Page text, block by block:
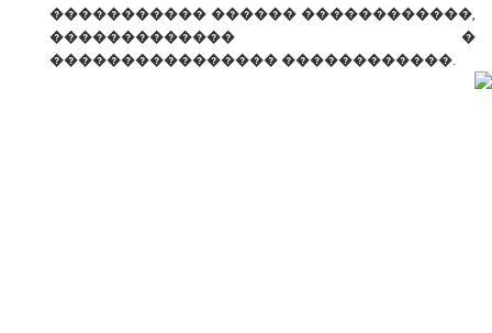
����������� ������ ������������,
������������� �
���������������� ������������.